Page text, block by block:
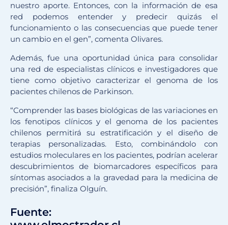
nuestro aporte. Entonces, con la información de esa
red podemos entender y predecir quizás el
funcionamiento o las consecuencias que puede tener
un cambio en el gen”, comenta Olivares.
Además, fue una oportunidad única para consolidar
una red de especialistas clínicos e investigadores que
tiene como objetivo caracterizar el genoma de los
pacientes chilenos de Parkinson.
“Comprender las bases biológicas de las variaciones en
los fenotipos clínicos y el genoma de los pacientes
chilenos permitirá su estratificación y el diseño de
terapias personalizadas. Esto, combinándolo con
estudios moleculares en los pacientes, podrían acelerar
descubrimientos de biomarcadores específicos para
síntomas asociados a la gravedad para la medicina de
precisión”, finaliza Olguín.
Fuente: